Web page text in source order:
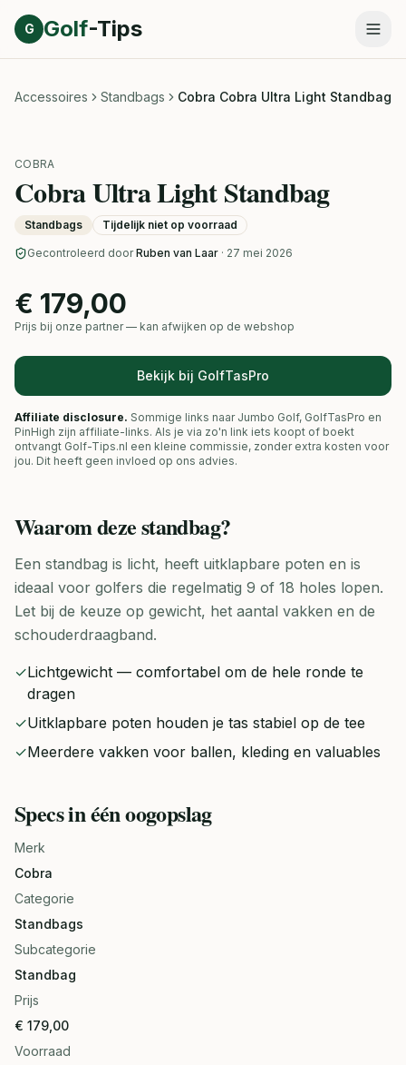
Direct naar inhoud
G Golf-Tips
Accessoires Standbags Cobra Cobra Ultra Light Standbag
COBRA
Cobra Ultra Light Standbag
Standbags Tijdelijk niet op voorraad
Gecontroleerd door Ruben van Laar · 27 mei 2026
€ 179,00
Prijs bij onze partner — kan afwijken op de webshop
Bekijk bij GolfTasPro
Affiliate disclosure. Sommige links naar Jumbo Golf, GolfTasPro en
PinHigh zijn affiliate-links. Als je via zo'n link iets koopt of boekt
ontvangt Golf-Tips.nl een kleine commissie, zonder extra kosten voor
jou. Dit heeft geen invloed op ons advies.
Waarom dezestandbag?
Een standbag is licht, heeft uitklapbare poten en is
ideaal voor golfers die regelmatig 9 of 18 holes lopen.
Let bij de keuze op gewicht, het aantal vakken en de
schouderdraagband.
✓Lichtgewicht — comfortabel om de hele ronde te
dragen
✓Uitklapbare poten houden je tas stabiel op de tee
✓Meerdere vakken voor ballen, kleding en valuables
Specs in één oogopslag
Merk
Cobra
Categorie
Standbags
Subcategorie
Standbag
Prijs
€ 179,00
Voorraad